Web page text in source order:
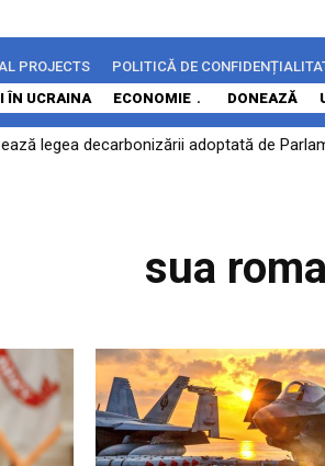
PROJECTS
POLITICĂ DE
ÎN UCRAINA ECONOMIE DONEAZĂ
legea decarbonizării adoptată de
sua